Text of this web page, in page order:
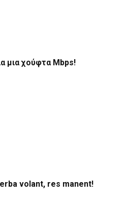
μια χούφτα Mbps!
volant, res manent!